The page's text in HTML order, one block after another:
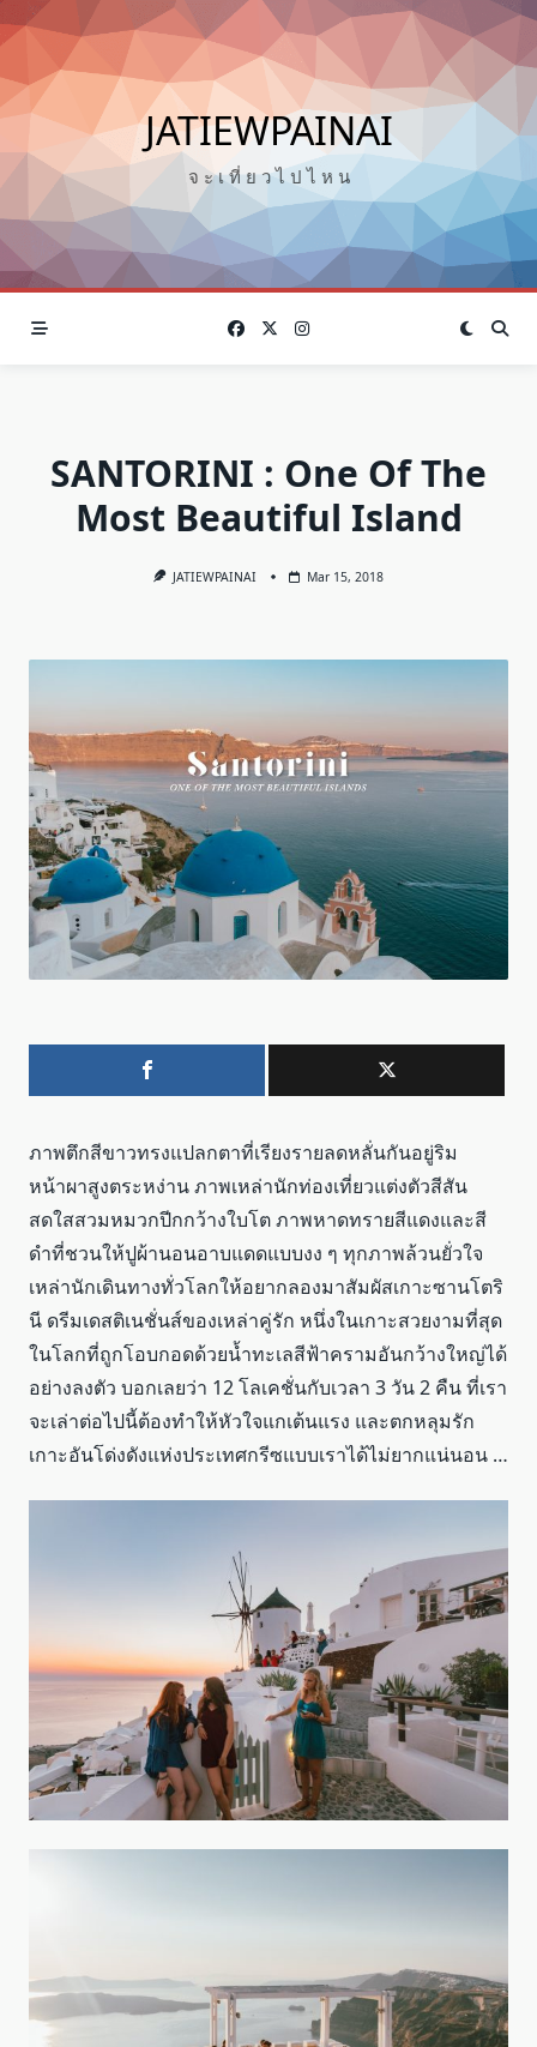
Skip
to
content
JATIEWPAINAI
จ ะ เ ที่ ย ว ไ ป ไ ห น
SANTORINI : One Of The
Most Beautiful Island
JATIEWPAINAI Mar 15, 2018
ภาพตึกสีขาวทรงแปลกตาที่เรียงรายลดหลั่นกันอยู่ริม
หน้าผาสูงตระหง่าน ภาพเหล่านักท่องเที่ยวแต่งตัวสีสัน
สดใสสวมหมวกปีกกว้างใบโต ภาพหาดทรายสีแดงและสี
ดำที่ชวนให้ปูผ้านอนอาบแดดแบบงง ๆ ทุกภาพล้วนยั่วใจ
เหล่านักเดินทางทั่วโลกให้อยากลองมาสัมผัสเกาะซานโตริ
นี ดรีมเดสติเนชั่นส์ของเหล่าคู่รัก หนึ่งในเกาะสวยงามที่สุด
ในโลกที่ถูกโอบกอดด้วยน้ำทะเลสีฟ้าครามอันกว้างใหญ่ได้
อย่างลงตัว บอกเลยว่า 12 โลเคชั่นกับเวลา 3 วัน 2 คืน ที่เรา
จะเล่าต่อไปนี้ต้องทำให้หัวใจแกเต้นแรง และตกหลุมรัก
เกาะอันโด่งดังแห่งประเทศกรีซแบบเราได้ไม่ยากแน่นอน …